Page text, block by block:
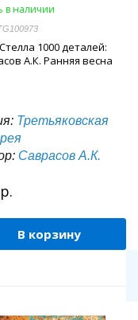
в наличии
1000 деталей:
А.К. Ранняя весна
Третьяковская
Саврасов А.К.
В корзину